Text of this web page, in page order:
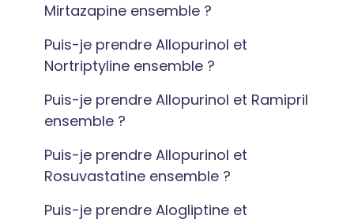
Mirtazapine ensemble ?
Puis-je prendre Allopurinol et
Nortriptyline ensemble ?
Puis-je prendre Allopurinol et Ramipril
ensemble ?
Puis-je prendre Allopurinol et
Rosuvastatine ensemble ?
Puis-je prendre Alogliptine et